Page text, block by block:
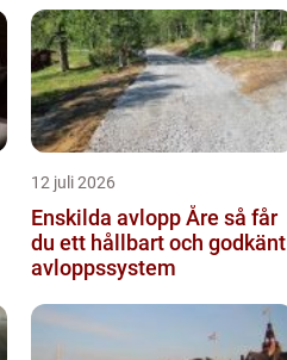
12 juli 2026
Enskilda avlopp Åre så får
du ett hållbart och godkänt
avloppssystem